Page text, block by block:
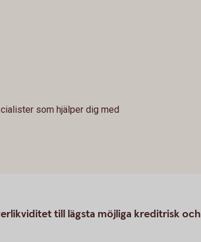
som hjälper dig med
till lägsta möjliga kreditrisk och